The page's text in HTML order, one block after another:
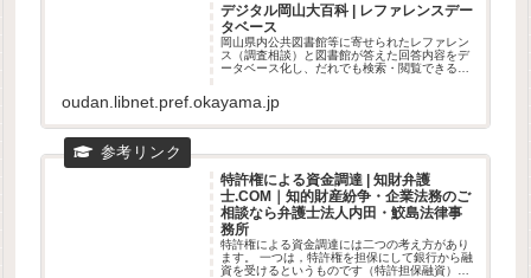
デジタル岡山大百科 | レファレンスデー
タベース
岡山県内公共図書館等に寄せられたレファレン
ス（調査相談）と図書館が答えた回答内容をデ
ータベース化し、だれでも検索・閲覧できるよ
oudan.libnet.pref.okayama.jp
特許権による資金調達 | 知財弁護
士.COM｜知的財産紛争・企業法務のご
相談なら弁護士法人内田・鮫島法律事
務所
特許権による資金調達には二つの考え方があり
ます。 一つは，特許権を担保にして銀行から融
資を受けるというものです（特許担保融資）。